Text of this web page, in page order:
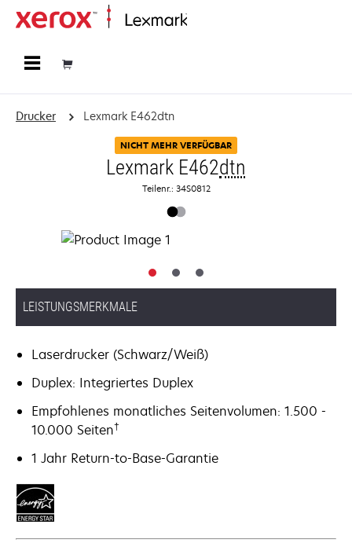
Drucker Lexmark E462dtn
NICHT MEHR VERFÜGBAR
Lexmark E462dtn
Teilenr.: 34S0812
LEISTUNGSMERKMALE
Laserdrucker (Schwarz/Weiß)
Duplex: Integriertes Duplex
Empfohlenes monatliches Seitenvolumen: 1.500 -
10.000 Seiten†
1 Jahr Return-to-Base-Garantie